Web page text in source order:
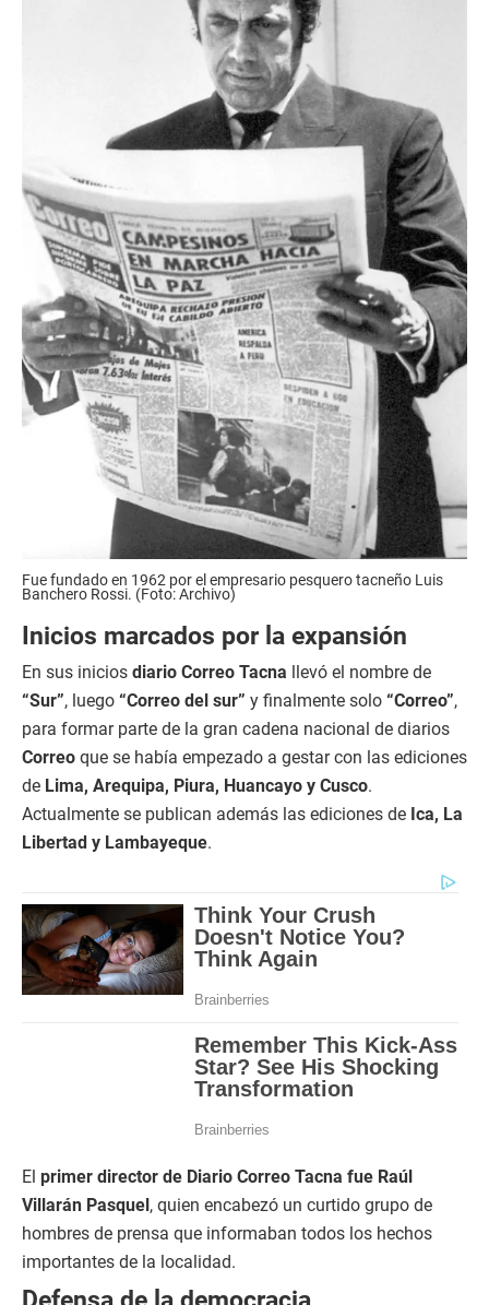
Fue fundado en 1962 por el empresario pesquero tacneño Luis
Banchero Rossi. (Foto: Archivo)
Inicios marcados por la expansión
En sus inicios diario Correo Tacna llevó el nombre de
“Sur”, luego “Correo del sur” y finalmente solo “Correo”,
para formar parte de la gran cadena nacional de diarios
Correo que se había empezado a gestar con las ediciones
de Lima, Arequipa, Piura, Huancayo y Cusco.
Actualmente se publican además las ediciones de Ica, La
Libertad y Lambayeque.
El primer director de Diario Correo Tacna fue Raúl
Villarán Pasquel, quien encabezó un curtido grupo de
hombres de prensa que informaban todos los hechos
importantes de la localidad.